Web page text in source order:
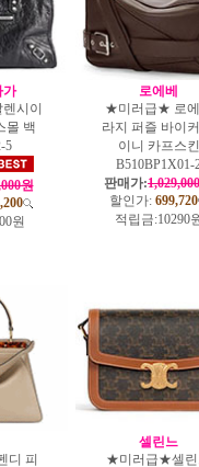
가
시이
몰 백
5
원
원
로에베
★미러급★ 로
라지 퍼즐 바이
이니 카프스킨
B510BP1X01-
판매가:
할인가: 699,720
적립금:10290
디 피
셀린느
★미러급★셀린